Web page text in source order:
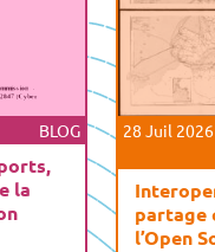
BLOG
la
28 Juil 2026
partage
l’Open